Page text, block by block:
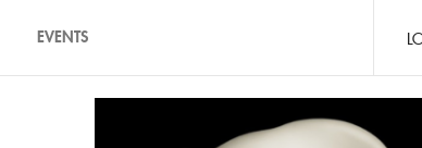
EVENTS